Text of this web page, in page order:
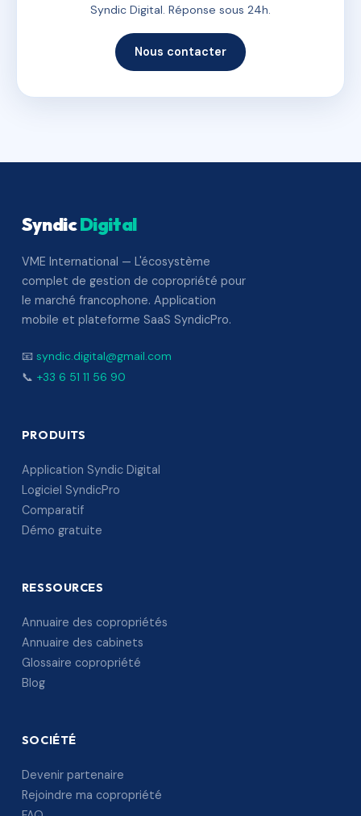
Syndic Digital. Réponse sous 24h.
Nous contacter
SyndicDigital
VME International — L'écosystème
complet de gestion de copropriété pour
le marché francophone. Application
mobile et plateforme SaaS SyndicPro.
📧 syndic.digital@gmail.com
📞 +33 6 51 11 56 90
PRODUITS
Application Syndic Digital
Logiciel SyndicPro
Comparatif
Démo gratuite
RESSOURCES
Annuaire des copropriétés
Annuaire des cabinets
Glossaire copropriété
Blog
SOCIÉTÉ
Devenir partenaire
Rejoindre ma copropriété